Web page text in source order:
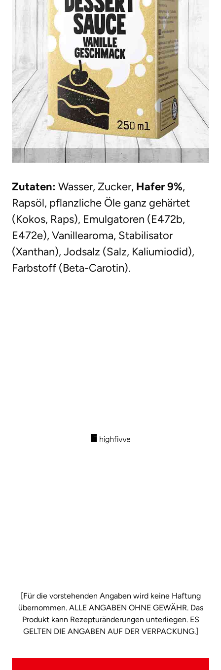
Zutaten: Wasser, Zucker, Hafer 9%,
Rapsöl, pflanzliche Öle ganz gehärtet
(Kokos, Raps), Emulgatoren (E472b,
E472e), Vanillearoma, Stabilisator
(Xanthan), Jodsalz (Salz, Kaliumiodid),
Farbstoff (Beta-Carotin).
[Für die vorstehenden Angaben wird keine Haftung
übernommen. ALLE ANGABEN OHNE GEWÄHR. Das
Produkt kann Rezepturänderungen unterliegen. ES
GELTEN DIE ANGABEN AUF DER VERPACKUNG.]